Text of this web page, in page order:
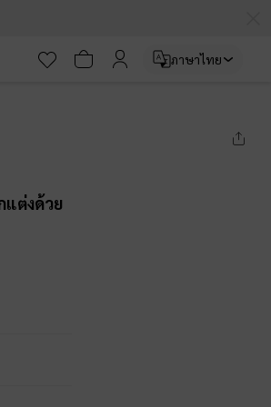
ภาษาไทย
แต่งด้วย